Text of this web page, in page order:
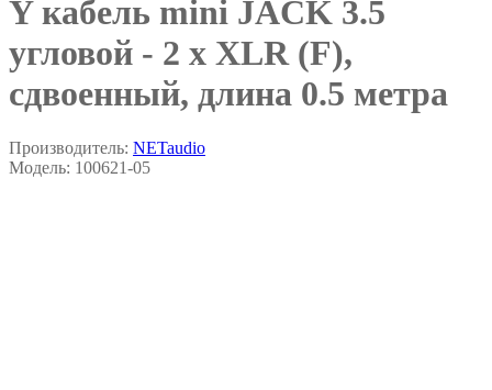
Y кабель mini JACK 3.5
угловой - 2 x XLR (F),
сдвоенный, длина 0.5 метра
Производитель: NETaudio
Модель: 100621-05